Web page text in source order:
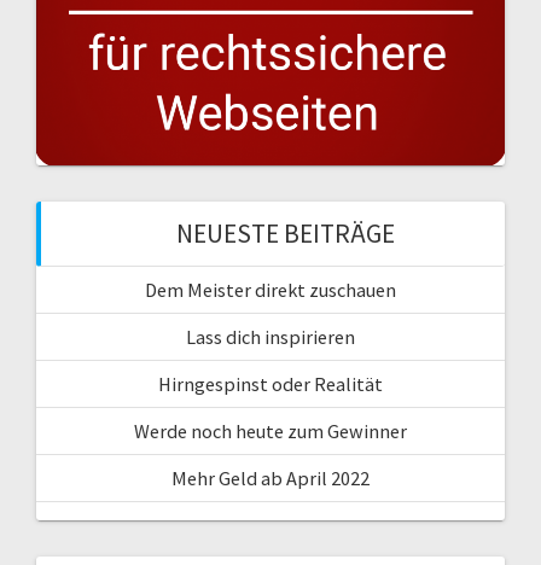
NEUESTE BEITRÄGE
Dem Meister direkt zuschauen
Lass dich inspirieren
Hirngespinst oder Realität
Werde noch heute zum Gewinner
Mehr Geld ab April 2022